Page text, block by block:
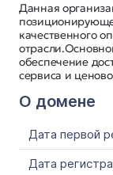
Данная
качественного
обеспечение
сервиса и
О домене
Дата первой
Дата